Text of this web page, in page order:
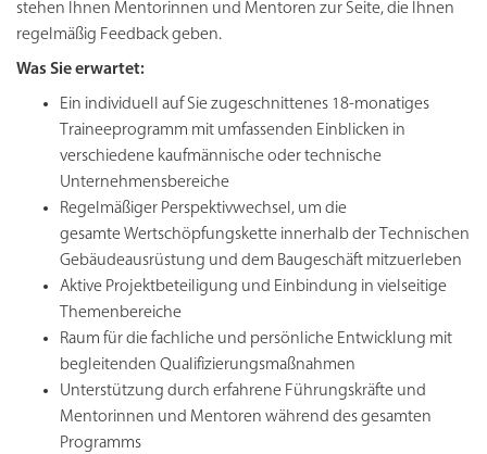
stehen Ihnen Mentorinnen und Mentoren zur Seite, die Ihnen
regelmäßig Feedback geben.
Was Sie erwartet:
Ein individuell auf Sie zugeschnittenes 18-monatiges
Traineeprogramm mit umfassenden Einblicken in
verschiedene kaufmännische oder technische
Unternehmensbereiche
Regelmäßiger Perspektivwechsel, um die
gesamte Wertschöpfungskette innerhalb der Technischen
Gebäudeausrüstung und dem Baugeschäft mitzuerleben
Aktive Projektbeteiligung und Einbindung in vielseitige
Themenbereiche
Raum für die fachliche und persönliche Entwicklung mit
begleitenden Qualifizierungsmaßnahmen
Unterstützung durch erfahrene Führungskräfte und
Mentorinnen und Mentoren während des gesamten
Programms